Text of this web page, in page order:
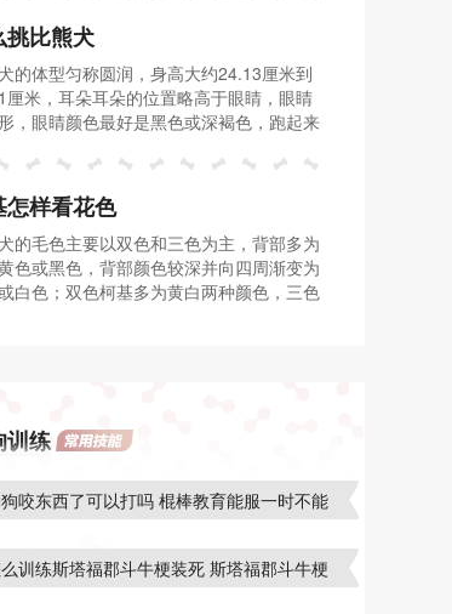
挑比熊犬
的体型匀称圆润，身高大约24.13厘米到
厘米，耳朵耳朵的位置略高于眼睛，眼睛
，眼睛颜色最好是黑色或深褐色，跑起来
怎样看花色
的毛色主要以双色和三色为主，背部多为
色或黑色，背部颜色较深并向四周渐变为
白色；双色柯基多为黄白两种颜色，三色
训练
咬东西了可以打吗 棍棒教育能服一时不能
训练斯塔福郡斗牛梗装死 斯塔福郡斗牛梗